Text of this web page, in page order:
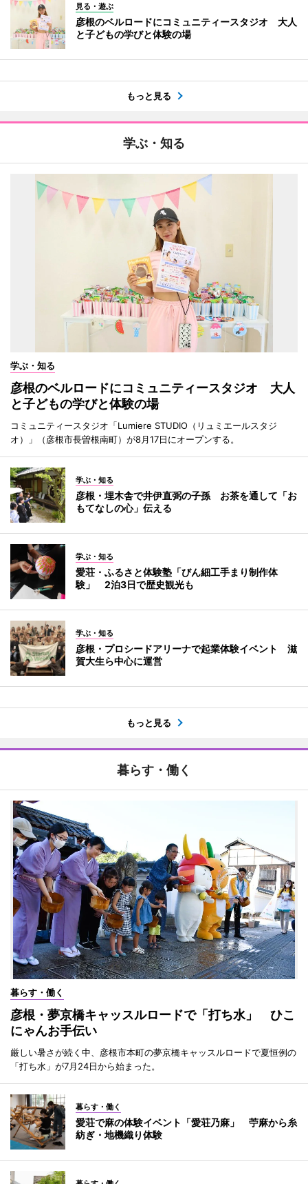
見る・遊ぶ
彦根のベルロードにコミュニティースタジオ 大人
と子どもの学びと体験の場
もっと見る
学ぶ・知る
学ぶ・知る
彦根のベルロードにコミュニティースタジオ 大人
と子どもの学びと体験の場
コミュニティースタジオ「Lumiere STUDIO（リュミエールスタジ
オ）」（彦根市長曽根南町）が8月17日にオープンする。
学ぶ・知る
彦根・埋木舎で井伊直弼の子孫 お茶を通して「お
もてなしの心」伝える
学ぶ・知る
愛荘・ふるさと体験塾「びん細工手まり制作体
験」 2泊3日で歴史観光も
学ぶ・知る
彦根・プロシードアリーナで起業体験イベント 滋
賀大生ら中心に運営
もっと見る
暮らす・働く
暮らす・働く
彦根・夢京橋キャッスルロードで「打ち水」 ひこ
にゃんお手伝い
厳しい暑さが続く中、彦根市本町の夢京橋キャッスルロードで夏恒例の
「打ち水」が7月24日から始まった。
暮らす・働く
愛荘で麻の体験イベント「愛荘乃麻」 苧麻から糸
紡ぎ・地機織り体験